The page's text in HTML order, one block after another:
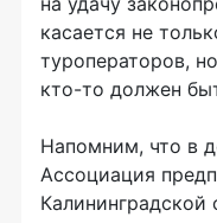
касается не
туроператоров,
кто-то должен
Напомним, что в
Ассоциация
Калининградской